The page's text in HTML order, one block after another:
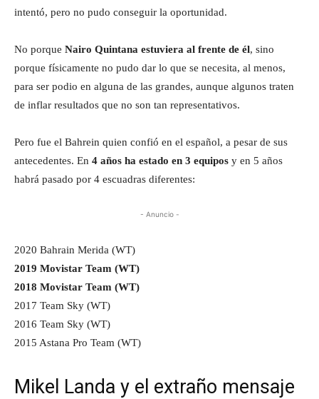
intentó, pero no pudo conseguir la oportunidad.
No porque Nairo Quintana estuviera al frente de él, sino
porque físicamente no pudo dar lo que se necesita, al menos,
para ser podio en alguna de las grandes, aunque algunos traten
de inflar resultados que no son tan representativos.
Pero fue el Bahrein quien confió en el español, a pesar de sus
antecedentes. En 4 años ha estado en 3 equipos y en 5 años
habrá pasado por 4 escuadras diferentes:
- Anuncio -
2020 Bahrain Merida (WT)
2019 Movistar Team (WT)
2018 Movistar Team (WT)
2017 Team Sky (WT)
2016 Team Sky (WT)
2015 Astana Pro Team (WT)
Mikel Landa y el extraño mensaje